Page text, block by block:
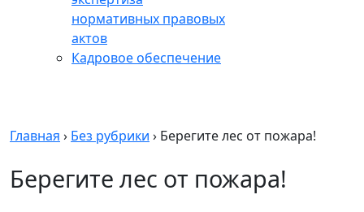
нормативных правовых
актов
Кадровое обеспечение
Главная › Без рубрики › Берегите лес от пожара!
Берегите лес от пожара!